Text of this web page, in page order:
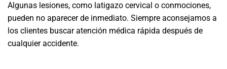
Algunas lesiones, como latigazo cervical o conmociones,
pueden no aparecer de inmediato. Siempre aconsejamos a
los clientes buscar atención médica rápida después de
cualquier accidente.